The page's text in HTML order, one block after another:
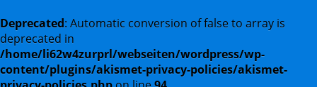
Deprecated: Automatic conversion of false to array is
deprecated in
/home/li62w4zurprl/webseiten/wordpress/wp-
content/plugins/akismet-privacy-policies/akismet-